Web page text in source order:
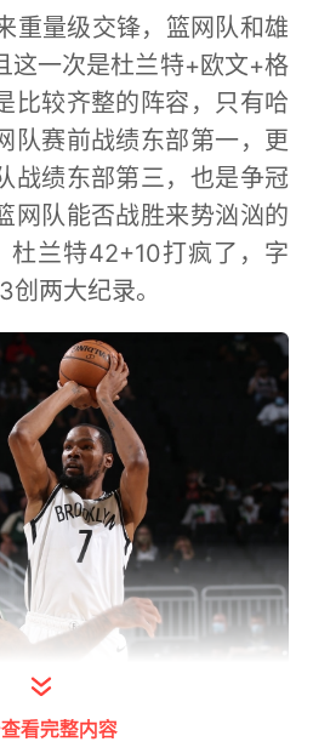
重量级交锋，篮网队和雄
这一次是杜兰特+欧文+格
比较齐整的阵容，只有哈
队赛前战绩东部第一，更
战绩东部第三，也是争冠
网队能否战胜来势汹汹的
杜兰特42+10打疯了，字
两大纪录。
头条查看图片详情
，他连突带投砍下6分，
看完整内容